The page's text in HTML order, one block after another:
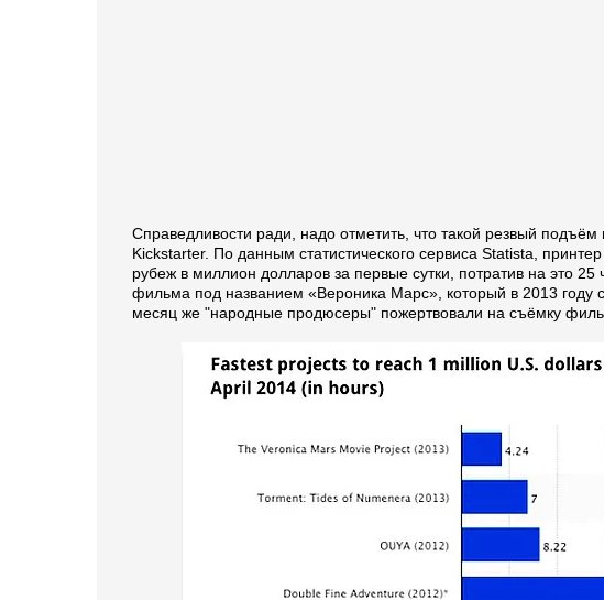
Справедливости ради, надо отметить, что такой резвый
Kickstarter. По данным статистического сервиса Statista,
рубеж в миллион долларов за первые сутки, потратив на это
фильма под названием «Вероника Марс», который в 2013 году
месяц же "народные продюсеры" пожертвовали на съёмку